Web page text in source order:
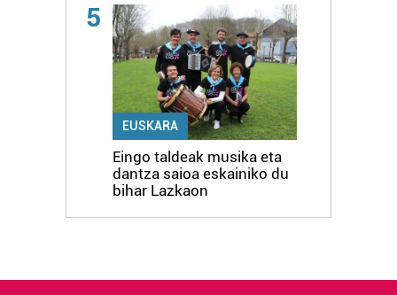
5
EUSKARA
Eingo taldeak musika eta
dantza saioa eskainiko du
bihar Lazkaon